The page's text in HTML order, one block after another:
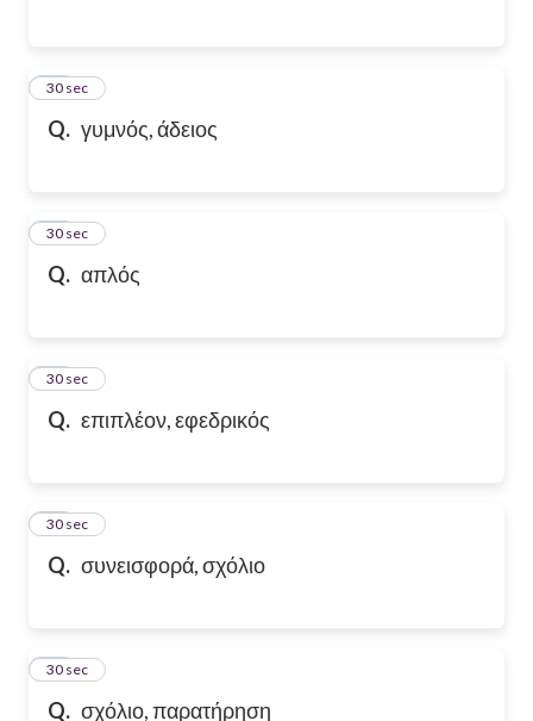
Q. γυμνός, άδειος
38
30 sec
Q. απλός
39
30 sec
Q. επιπλέον, εφεδρικός
40
30 sec
Q. συνεισφορά, σχόλιο
41
30 sec
Q. σχόλιο, παρατήρηση
42
30 sec